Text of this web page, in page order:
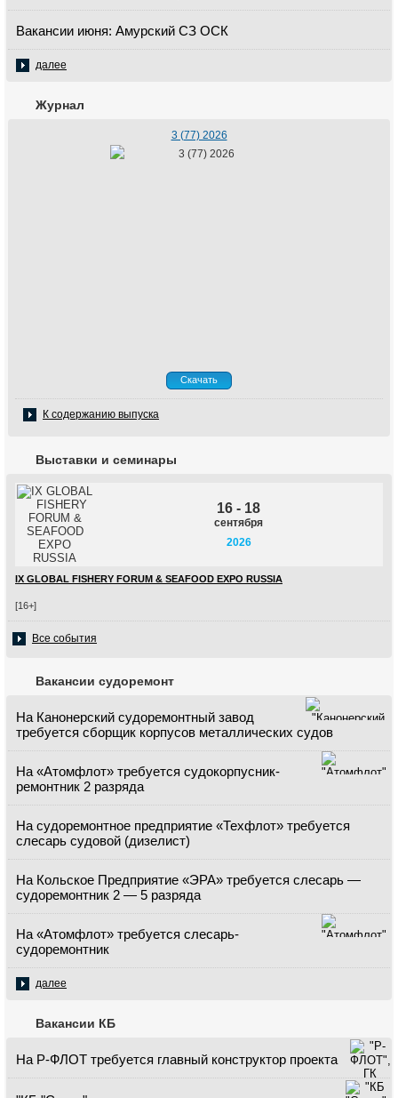
Вакансии июня: Амурский СЗ ОСК
далее
Журнал
3 (77) 2026
Скачать
К содержанию выпуска
Выставки и семинары
16 - 18
сентября
2026
IX GLOBAL FISHERY FORUM & SEAFOOD EXPO RUSSIA
[16+]
Все события
Вакансии судоремонт
На Канонерский судоремонтный завод
требуется сборщик корпусов металлических судов
На «Атомфлот» требуется судокорпусник-
ремонтник 2 разряда
На судоремонтное предприятие «Техфлот» требуется
слесарь судовой (дизелист)
На Кольское Предприятие «ЭРА» требуется слесарь —
судоремонтник 2 — 5 разряда
На «Атомфлот» требуется слесарь-
судоремонтник
далее
Вакансии КБ
На Р-ФЛОТ требуется главный конструктор проекта